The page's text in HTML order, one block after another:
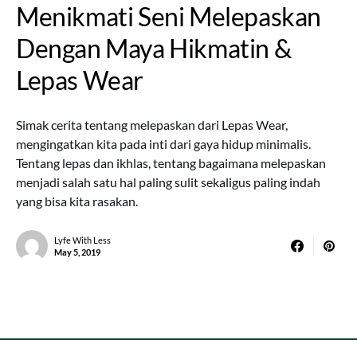
Menikmati Seni Melepaskan
Dengan Maya Hikmatin &
Lepas Wear
Simak cerita tentang melepaskan dari Lepas Wear,
mengingatkan kita pada inti dari gaya hidup minimalis.
Tentang lepas dan ikhlas, tentang bagaimana melepaskan
menjadi salah satu hal paling sulit sekaligus paling indah
yang bisa kita rasakan.
Lyfe With Less
May 5, 2019